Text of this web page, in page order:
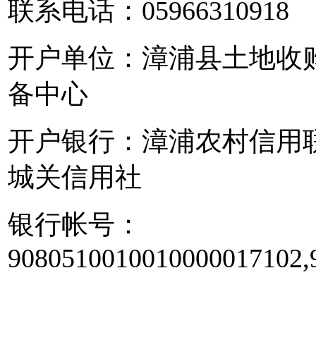
联系电话：05966310918
开户单位：漳浦县土地收
备中心
开户银行：漳浦农村信用
城关信用社
银行帐号：